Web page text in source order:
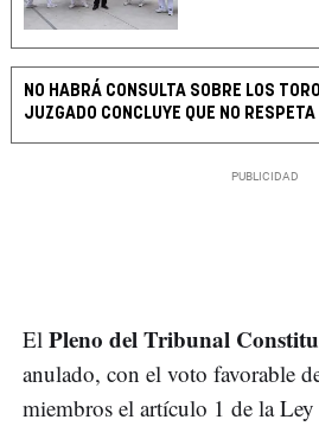
NO HABRÁ CONSULTA SOBRE LOS
JUZGADO CONCLUYE QUE NO RESPETA
El Pleno del Tribunal
anulado, con el voto favorable
miembros el artículo 1 de la